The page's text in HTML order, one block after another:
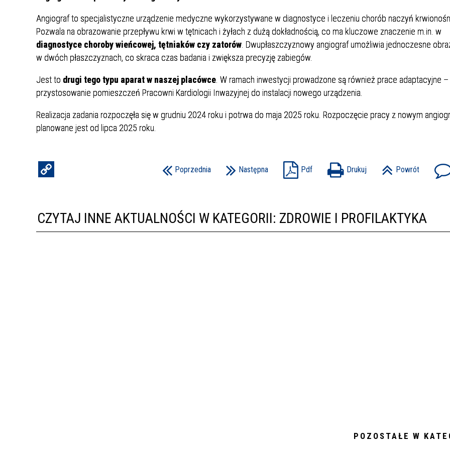
Jadłospisy Dekadowe
Zdjęcia Posiłków
Materiały Edukacyjne dla Pacjentów
Wyniki Uzyskanych Badań
Laboratoryjnych
Zgłaszanie Anonimowych Uwag
Wsparcie w Kryzysie Psychicznym –
Poradnia Ortopedii i Traumatologii Poradnia Otolaryngologiczna
Poradnia Rehabilitacyjna Poradnia Urologiczna Poradnia Zdrowia
Oddział Rehabilitacji
Kardiologicznej/Oddział Dzienny
Rehabilitacji Kardiologicznej
Oddział Urologii
Zdrowia
Angiograf to specjalistyczne urządzenie medyczne wykorzystywane w diagnostyce i leczeniu chorób naczyń
Pozwala na obrazowanie przepływu krwi w tętnicach i żyłach z dużą dokładnością, co ma kluczowe znaczenie m.in. w
diagnostyce choroby wieńcowej, tętniaków czy zatorów . Dwupłaszczyznowy angiograf umożliwia jednoczesne
w dwóch płaszczyznach, co skraca czas badania i zwiększa precyzję zabiegów.
Jest to drugi tego typu aparat w naszej placówce . W ramach inwestycji prowadzone są również prace adaptacyjne –
przystosowanie pomieszczeń Pracowni Kardiologii Inwazyjnej do instalacji nowego urządzenia.
Realizacja zadania rozpoczęła się w grudniu 2024 roku i potrwa do maja 2025 roku. Rozpoczęcie pracy z nowym
planowane jest od lipca 2025 roku.
Poprzednia Następna Pdf Drukuj Powrót
CZYTAJ INNE AKTUALNOŚCI W KATEGORII: ZDROWIE I PROFILAKTYKA
POZOSTAŁE W